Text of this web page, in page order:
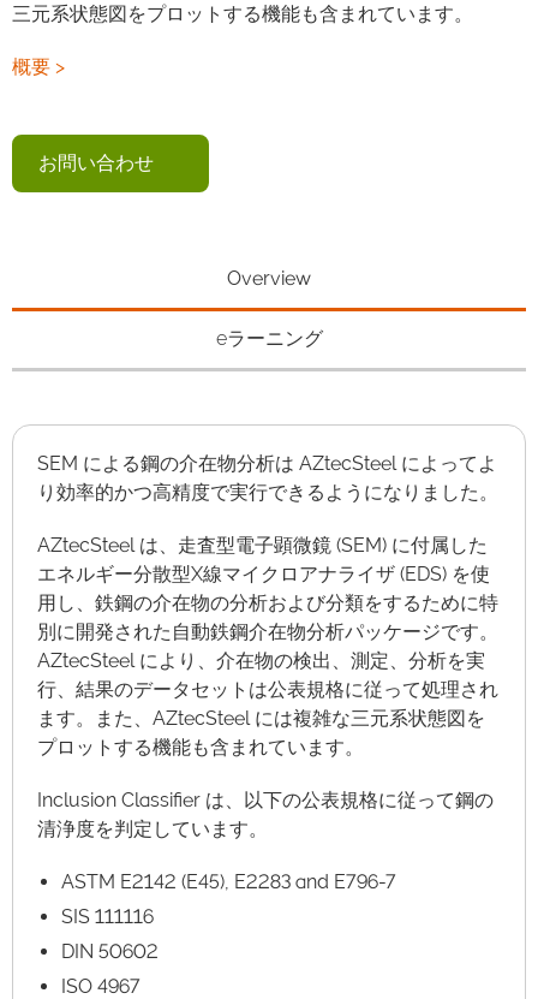
三元系状態図をプロットする機能も含まれています。
概要 >
お問い合わせ
Overview
eラーニング
SEM による鋼の介在物分析は AZtecSteel によってよ
り効率的かつ高精度で実行できるようになりました。
AZtecSteel は、走査型電子顕微鏡 (SEM) に付属した
エネルギー分散型X線マイクロアナライザ (EDS) を使
用し、鉄鋼の介在物の分析および分類をするために特
別に開発された自動鉄鋼介在物分析パッケージです。
AZtecSteel により、介在物の検出、測定、分析を実
行、結果のデータセットは公表規格に従って処理され
ます。また、AZtecSteel には複雑な三元系状態図を
プロットする機能も含まれています。
Inclusion Classifier は、以下の公表規格に従って鋼の
清浄度を判定しています。
ASTM E2142 (E45), E2283 and E796-7
SIS 111116
DIN 50602
ISO 4967